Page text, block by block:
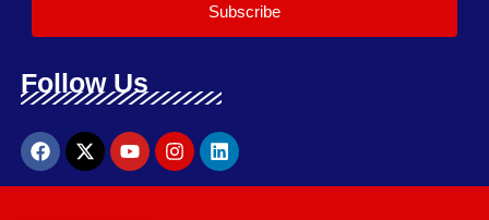
Subscribe
Follow Us